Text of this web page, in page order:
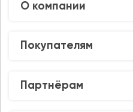
О компании
Покупателям
Партнёрам